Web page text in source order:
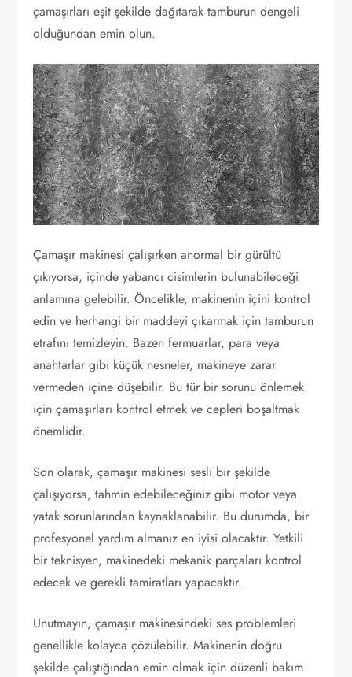
çamaşırları eşit şekilde dağıtarak tamburun dengeli
olduğundan emin olun.
Çamaşır makinesi çalışırken anormal bir gürültü
çıkıyorsa, içinde yabancı cisimlerin bulunabileceği
anlamına gelebilir. Öncelikle, makinenin içini kontrol
edin ve herhangi bir maddeyi çıkarmak için tamburun
etrafını temizleyin. Bazen fermuarlar, para veya
anahtarlar gibi küçük nesneler, makineye zarar
vermeden içine düşebilir. Bu tür bir sorunu önlemek
için çamaşırları kontrol etmek ve cepleri boşaltmak
önemlidir.
Son olarak, çamaşır makinesi sesli bir şekilde
çalışıyorsa, tahmin edebileceğiniz gibi motor veya
yatak sorunlarından kaynaklanabilir. Bu durumda, bir
profesyonel yardım almanız en iyisi olacaktır. Yetkili
bir teknisyen, makinedeki mekanik parçaları kontrol
edecek ve gerekli tamiratları yapacaktır.
Unutmayın, çamaşır makinesindeki ses problemleri
genellikle kolayca çözülebilir. Makinenin doğru
şekilde çalıştığından emin olmak için düzenli bakım